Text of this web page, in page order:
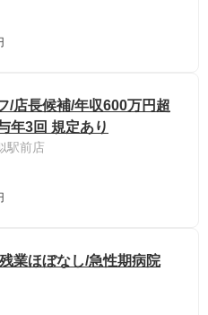
/店長候補/年収600万円超
年3回 規定あり
駅前店
業ほぼなし/急性期病院